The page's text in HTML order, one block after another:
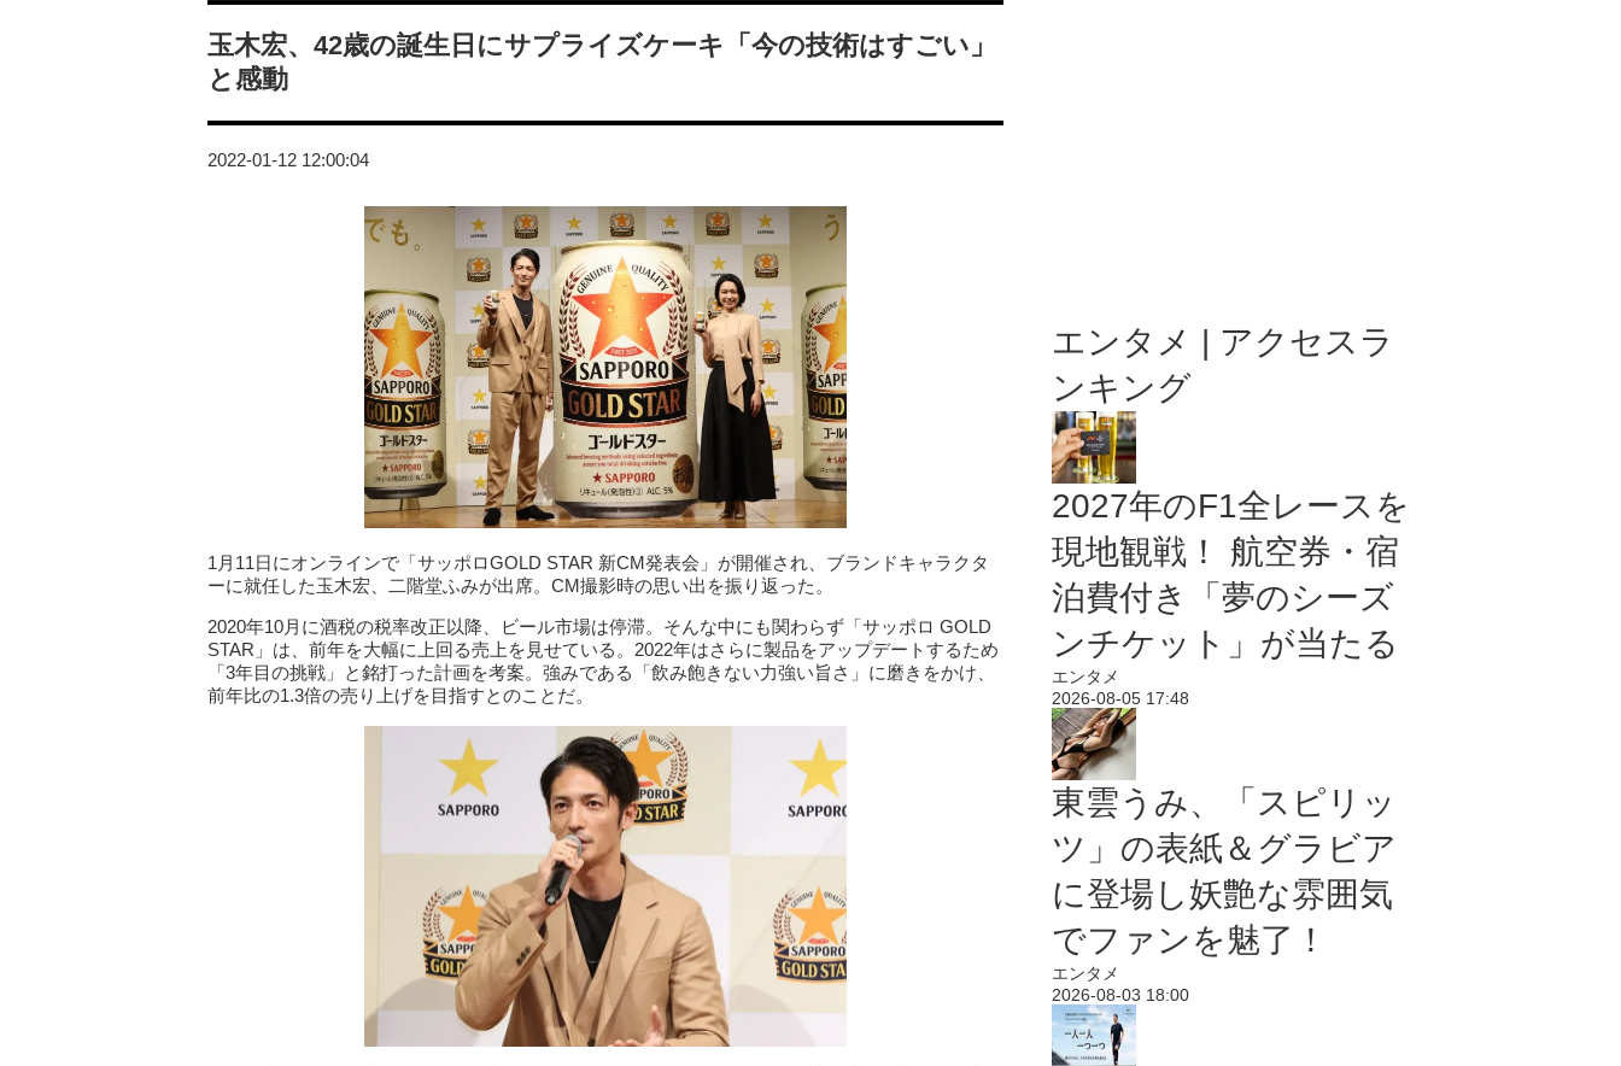
玉木宏、42歳の誕生日にサプライズケーキ「今の技術はすごい」
と感動
2022-01-12 12:00:04
1月11日にオンラインで「サッポロGOLD STAR 新CM発表会」が開催され、ブランドキャラクタ
ーに就任した玉木宏、二階堂ふみが出席。CM撮影時の思い出を振り返った。
2020年10月に酒税の税率改正以降、ビール市場は停滞。そんな中にも関わらず「サッポロ GOLD
STAR」は、前年を大幅に上回る売上を見せている。2022年はさらに製品をアップデートするため
「3年目の挑戦」と銘打った計画を考案。強みである「飲み飽きない力強い旨さ」に磨きをかけ、
前年比の1.3倍の売り上げを目指すとのことだ。
エンタメ | アクセスラ
ンキング
2027年のF1全レースを
現地観戦！ 航空券・宿
泊費付き「夢のシーズ
ンチケット」が当たる
エンタメ
2026-08-05 17:48
東雲うみ、「スピリッ
ツ」の表紙＆グラビア
に登場し妖艶な雰囲気
でファンを魅了！
エンタメ
2026-08-03 18:00